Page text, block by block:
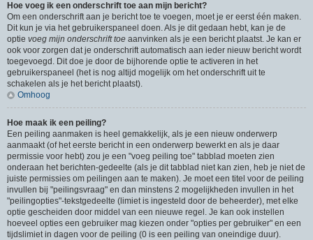
Hoe voeg ik een onderschrift toe aan mijn bericht?
Om een onderschrift aan je bericht toe te voegen, moet je er eerst één maken.
Dit kun je via het gebruikerspaneel doen. Als je dit gedaan hebt, kan je de
optie voeg mijn onderschrift toe aanvinken als je een bericht plaatst. Je kan er
ook voor zorgen dat je onderschrift automatisch aan ieder nieuw bericht wordt
toegevoegd. Dit doe je door de bijhorende optie te activeren in het
gebruikerspaneel (het is nog altijd mogelijk om het onderschrift uit te
schakelen als je het bericht plaatst).
Omhoog
Hoe maak ik een peiling?
Een peiling aanmaken is heel gemakkelijk, als je een nieuw onderwerp
aanmaakt (of het eerste bericht in een onderwerp bewerkt en als je daar
permissie voor hebt) zou je een "voeg peiling toe" tabblad moeten zien
onderaan het berichten-gedeelte (als je dit tabblad niet kan zien, heb je niet de
juiste permissies om peilingen aan te maken). Je moet een titel voor de peiling
invullen bij "peilingsvraag" en dan minstens 2 mogelijkheden invullen in het
"peilingopties"-tekstgedeelte (limiet is ingesteld door de beheerder), met elke
optie gescheiden door middel van een nieuwe regel. Je kan ook instellen
hoeveel opties een gebruiker mag kiezen onder "opties per gebruiker" en een
tijdslimiet in dagen voor de peiling (0 is een peiling van oneindige duur).